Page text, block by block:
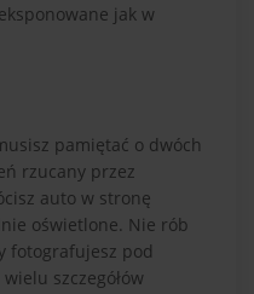
jak w
pamiętać o dwóch
rzucany przez
auto w stronę
oświetlone. Nie rób
fotografujesz pod
szczegółów